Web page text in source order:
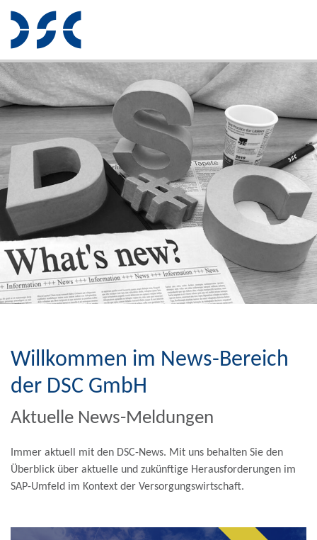
Willkommen im News-Bereich
der DSC GmbH
Aktuelle News-Meldungen
Immer aktuell mit den DSC-News. Mit uns behalten Sie den
Überblick über aktuelle und zukünftige Herausforderungen im
SAP-Umfeld im Kontext der Versorgungswirtschaft.